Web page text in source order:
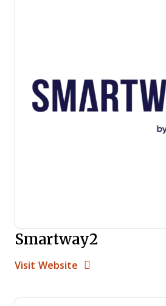
Smartway2
Visit Website Opens New